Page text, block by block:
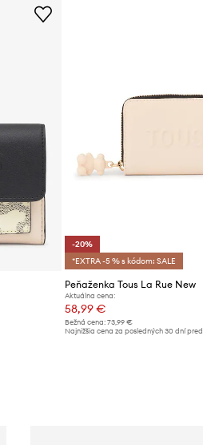
-20%
*EXTRA -5 % s kódom: SALE
Peňaženka Tous La Rue New
Aktuálna cena:
58,99 €
Bežná cena: 73,99 €
Najnižšia cena za posledných 30 dní pred